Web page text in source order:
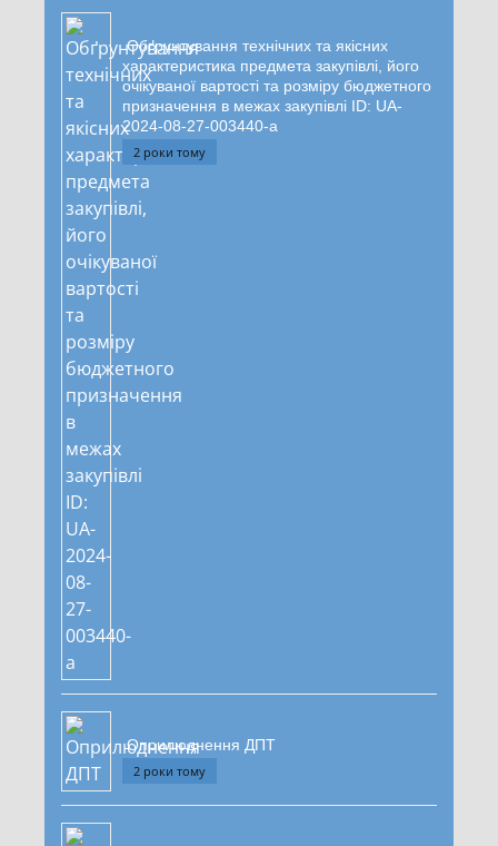
Обґрунтування технічних та якісних
характеристика предмета закупівлі, його
очікуваної вартості та розміру бюджетного
призначення в межах закупівлі ID: UA-
2024-08-27-003440-a
2 роки тому
Оприлюднення ДПТ
2 роки тому